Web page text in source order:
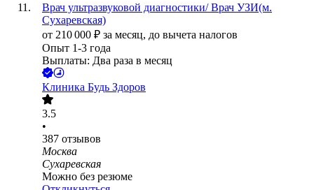
Врач ультразвуковой диагностики/ Врач УЗИ(м.
Сухаревская)
от 210 000 ₽ за месяц, до вычета налогов
Опыт 1-3 года
Выплаты: Два раза в месяц
Клиника Будь Здоров
3.5
•
387 отзывов
Москва
Сухаревская
Можно без резюме